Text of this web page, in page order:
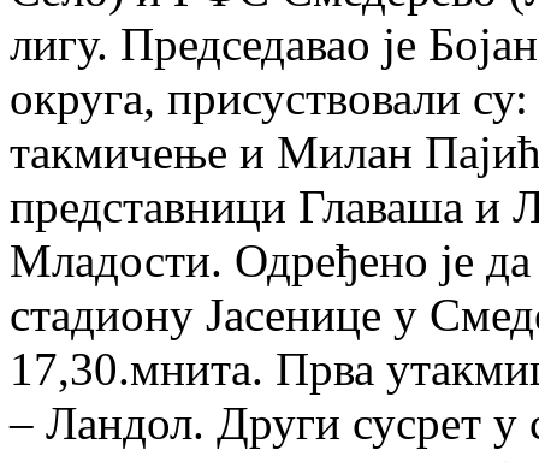
лигу. Председавао је
округа, присуствовали
такмичење и Милан
представници Главаша и
Младости. Одређено је да
стадиону Јасенице у
17,30.мнита. Прва
– Ландол. Други сусрет у